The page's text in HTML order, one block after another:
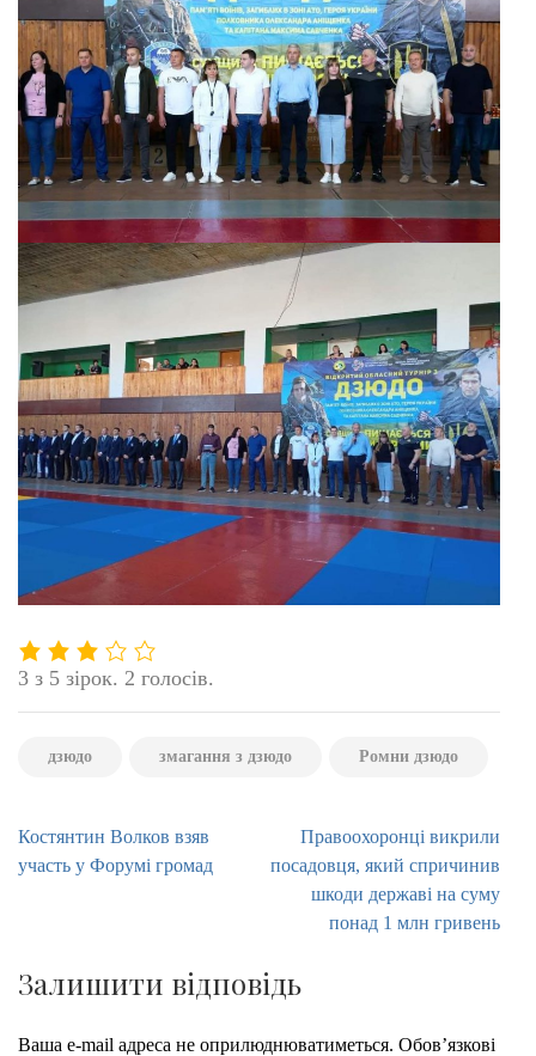
3 з 5 зірок. 2 голосів.
дзюдо змагання з дзюдо Ромни дзюдо
Навігація
записів
Костянтин Волков взяв
участь у Форумі громад
Правоохоронці викрили
посадовця, який спричинив
шкоди державі на суму
понад 1 млн гривень
Залишити відповідь
Ваша e-mail адреса не оприлюднюватиметься. Обов’язкові